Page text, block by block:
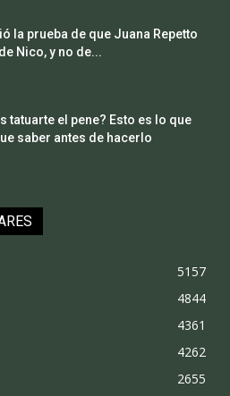
la prueba de que Juana Repetto
Nico, y no de...
tatuarte el pene? Esto es lo que
saber antes de hacerlo
5157
4844
4361
4262
2655